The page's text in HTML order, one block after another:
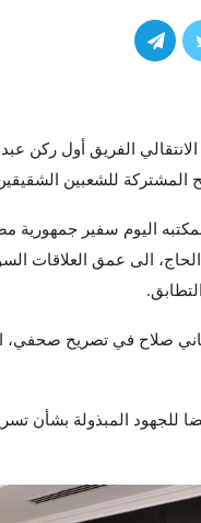
الفريق أول ركن
المشتركة للشعبين
اليوم سفير
الى عمق العلاقات
صلاح في تصريح صحفي، ان
للجهود المبذولة بشأن